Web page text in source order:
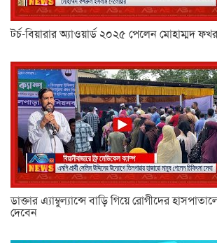
টর্চ-বিয়ারার অ্যাওয়ার্ড ২০২৫ পেলেন মোহাম্মদ
ডাক্তার এ্যাম্বুল্যান্সে বাড়ি গিয়ে রোগীদের
দেবেন